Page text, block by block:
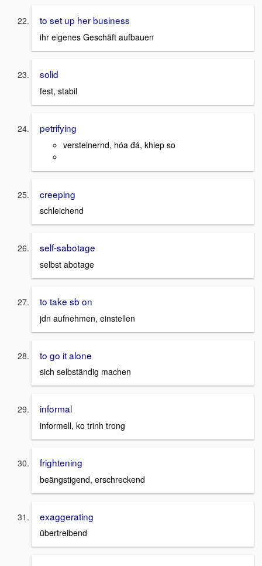
to set up her business
ihr eigenes Geschäft aufbauen
solid
fest, stabil
petrifying
versteinernd, hóa đá, khiep so
creeping
schleichend
self-sabotage
selbst abotage
to take sb on
jdn aufnehmen, einstellen
to go it alone
sich selbständig machen
informal
informell, ko trinh trong
frightening
beängstigend, erschreckend
exaggerating
übertreibend